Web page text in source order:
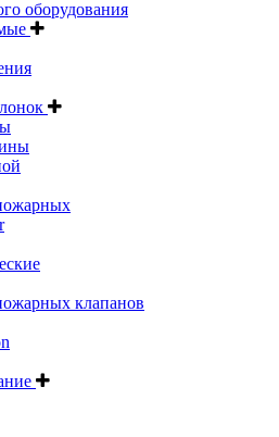
оборудования
клапанов